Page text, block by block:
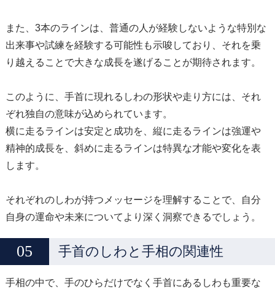
また、3本のラインは、普通の人が経験しないような特別な
出来事や試練を経験する可能性も示唆しており、それを乗
り越えることで大きな成長を遂げることが期待されます。
このように、手首に現れるしわの形状や走り方には、それ
ぞれ独自の意味が込められています。
横に走るラインは安定と成功を、縦に走るラインは強運や
精神的成長を、斜めに走るラインは特異な才能や変化を表
します。
それぞれのしわが持つメッセージを理解することで、自分
自身の運命や未来についてより深く洞察できるでしょう。
手首のしわと手相の関連性
手相の中で、手のひらだけでなく手首にあるしわも重要な